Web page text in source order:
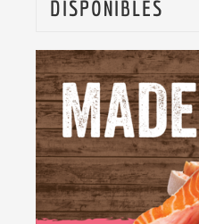
DISPONIBLES